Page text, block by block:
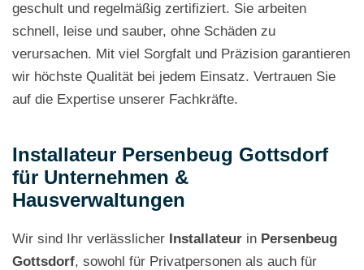
geschult und regelmäßig zertifiziert. Sie arbeiten
schnell, leise und sauber, ohne Schäden zu
verursachen. Mit viel Sorgfalt und Präzision garantieren
wir höchste Qualität bei jedem Einsatz. Vertrauen Sie
auf die Expertise unserer Fachkräfte.
Installateur Persenbeug Gottsdorf
für Unternehmen &
Hausverwaltungen
Wir sind Ihr verlässlicher Installateur in Persenbeug
Gottsdorf, sowohl für Privatpersonen als auch für